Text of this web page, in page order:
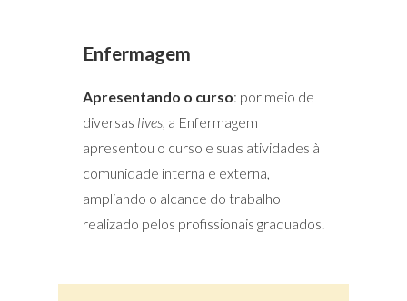
Enfermagem
Apresentando o curso: por meio de
diversas lives, a Enfermagem
apresentou o curso e suas atividades à
comunidade interna e externa,
ampliando o alcance do trabalho
realizado pelos profissionais graduados.